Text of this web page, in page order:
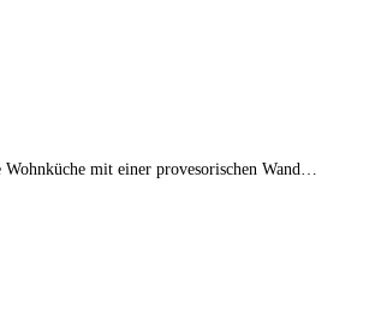
Wohnküche mit einer provesorischen Wand…